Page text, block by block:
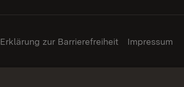
Erklärung zur Barrierefreiheit Impressum